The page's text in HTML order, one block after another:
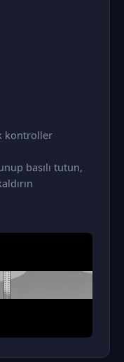
kontroller
basılı tutun,